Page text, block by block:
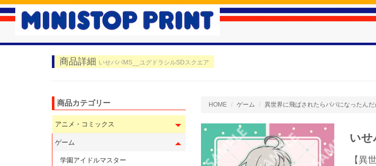
商品詳細 いせパパMS__ユグドラシルSDスクエア
HOME ゲーム 異世界に飛ばされたらパパになったん
い
【異
商品カテゴリー
アニメ・コミックス
ゲーム
学園アイドルマスター